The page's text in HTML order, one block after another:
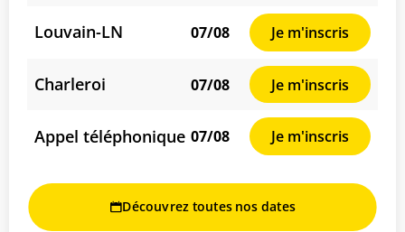
Louvain-LN 07/08 Je m'inscris
Charleroi 07/08 Je m'inscris
Appel téléphonique 07/08 Je m'inscris
Découvrez toutes nos dates